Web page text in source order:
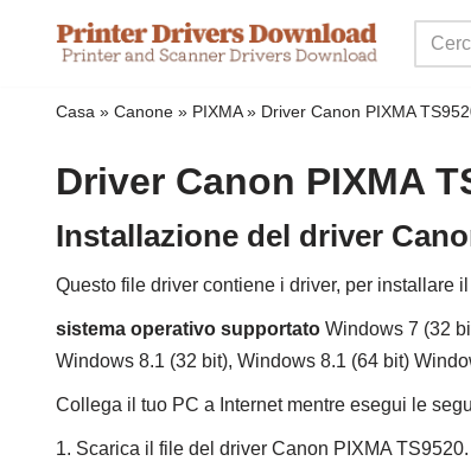
Casa » Canone » PIXMA» Driver Canon PIXMA
Driver Canon PIXMA
Installazione del driver
Questo file driver contiene i driver, per installare
sistema operativo supportato Windows 7 (32
Windows 8.1 (32 bit), Windows 8.1 (64 bit)
Collega il tuo PC a Internet mentre esegui le
1. Scarica il file del driver Canon PIXMA TS9520.